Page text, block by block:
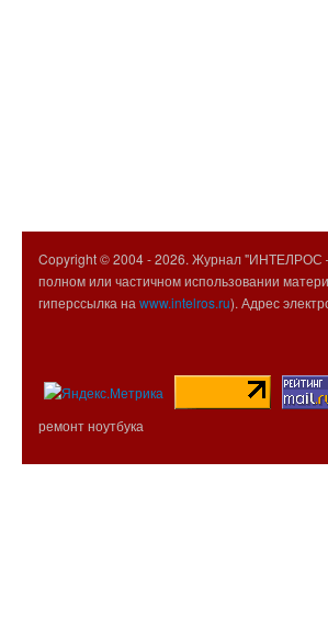
Copyright © 2004 -2026. Журнал "ИНТЕЛРОС
полном или частичном использовании
гиперссылка на www.intelros.ru). Адрес
ремонт ноутбука